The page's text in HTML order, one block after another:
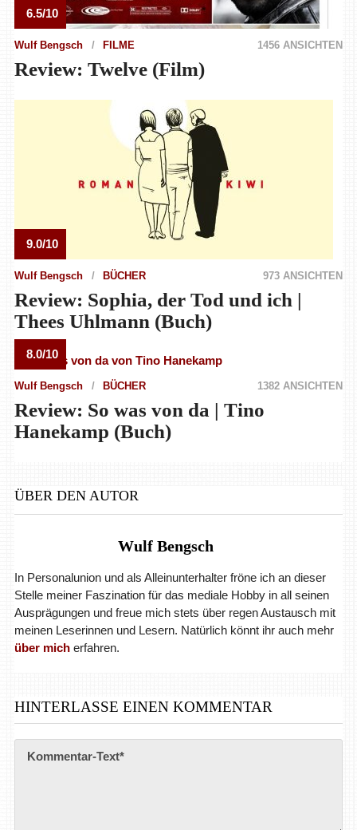
6.5/10
Wulf Bengsch FILME 1456 ANSICHTEN
Review: Twelve (Film)
9.0/10
Wulf Bengsch BÜCHER 973 ANSICHTEN
Review: Sophia, der Tod und ich |
Thees Uhlmann (Buch)
8.0/10
Wulf Bengsch BÜCHER 1382 ANSICHTEN
Review: So was von da | Tino
Hanekamp (Buch)
ÜBER DEN AUTOR
Wulf Bengsch
In Personalunion und als Alleinunterhalter fröne ich an dieser
Stelle meiner Faszination für das mediale Hobby in all seinen
Ausprägungen und freue mich stets über regen Austausch mit
meinen Leserinnen und Lesern. Natürlich könnt ihr auch mehr
über micherfahren.
HINTERLASSE EINEN KOMMENTAR